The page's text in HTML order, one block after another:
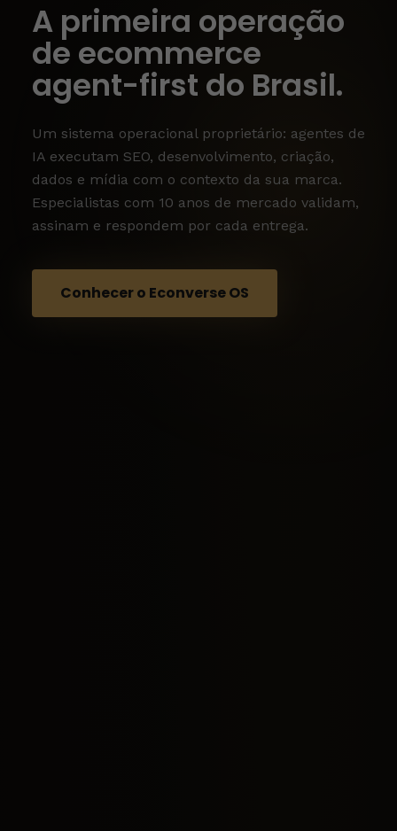
A primeira operação
de ecommerce
agent-first do Brasil.
Um sistema operacional proprietário: agentes de
IA executam SEO, desenvolvimento, criação,
dados e mídia com o contexto da sua marca.
Especialistas com 10 anos de mercado validam,
assinam e respondem por cada entrega.
Conhecer o Econverse OS
inovação que veste o
mundo da moda
de luxo do Brasil se destaca por oferecer
peças atemporais e sofisticadas, priorizando
tecidos nobres e acabamentos impecáveis.